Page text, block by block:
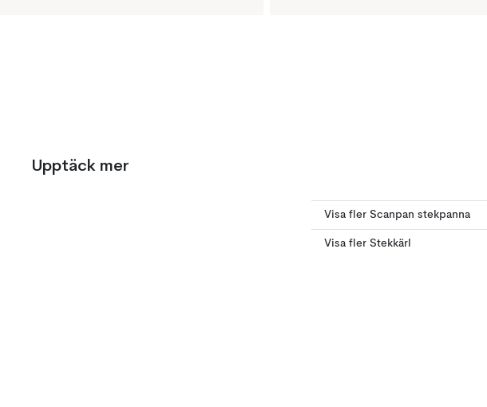
Upptäck mer
Visa fler Scanpan stekpanna
Visa fler Stekkärl